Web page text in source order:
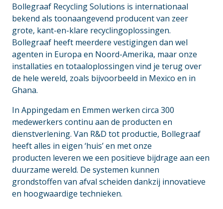
Bollegraaf Recycling Solutions is internationaal
bekend als toonaangevend producent van zeer
grote, kant-en-klare recyclingoplossingen.
Bollegraaf heeft meerdere vestigingen dan wel
agenten in Europa en Noord-Amerika, maar onze
installaties en totaaloplossingen vind je terug over
de hele wereld, zoals bijvoorbeeld in Mexico en in
Ghana.
In Appingedam en Emmen werken circa 300
medewerkers continu aan de producten en
dienstverlening. Van R&D tot productie, Bollegraaf
heeft alles in eigen ‘huis’ en met onze
producten leveren we een positieve bijdrage aan een
duurzame wereld. De systemen kunnen
grondstoffen van afval scheiden dankzij innovatieve
en hoogwaardige technieken.